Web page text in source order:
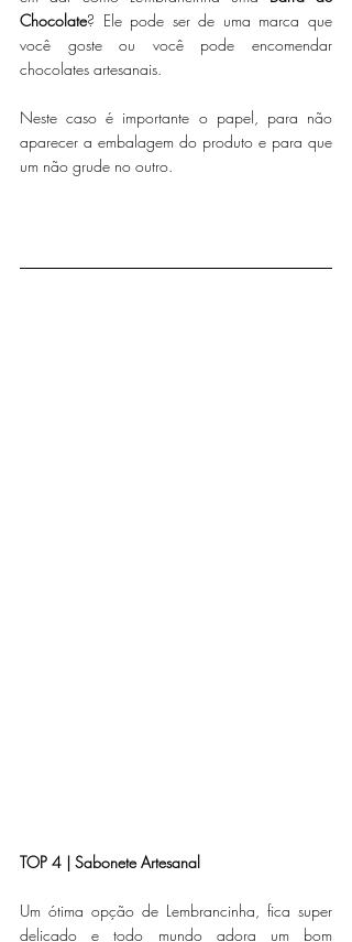
Chocolate? Ele pode ser de uma marca que
você goste ou você pode encomendar
chocolates artesanais.
Neste caso é importante o papel, para não
aparecer a embalagem do produto e para que
um não grude no outro.
TOP 4 | Sabonete Artesanal
Um ótima opção de Lembrancinha, fica super